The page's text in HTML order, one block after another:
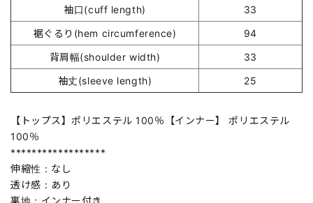
袖口(cuff length)
33
裾ぐるり(hem circumference)
94
背肩幅(shoulder width)
33
袖丈(sleeve length)
25
【トップス】ポリエステル 100％【インナー】 ポリエステル
100％
******************
伸縮性：なし
透け感：あり
裏地：インナー付き